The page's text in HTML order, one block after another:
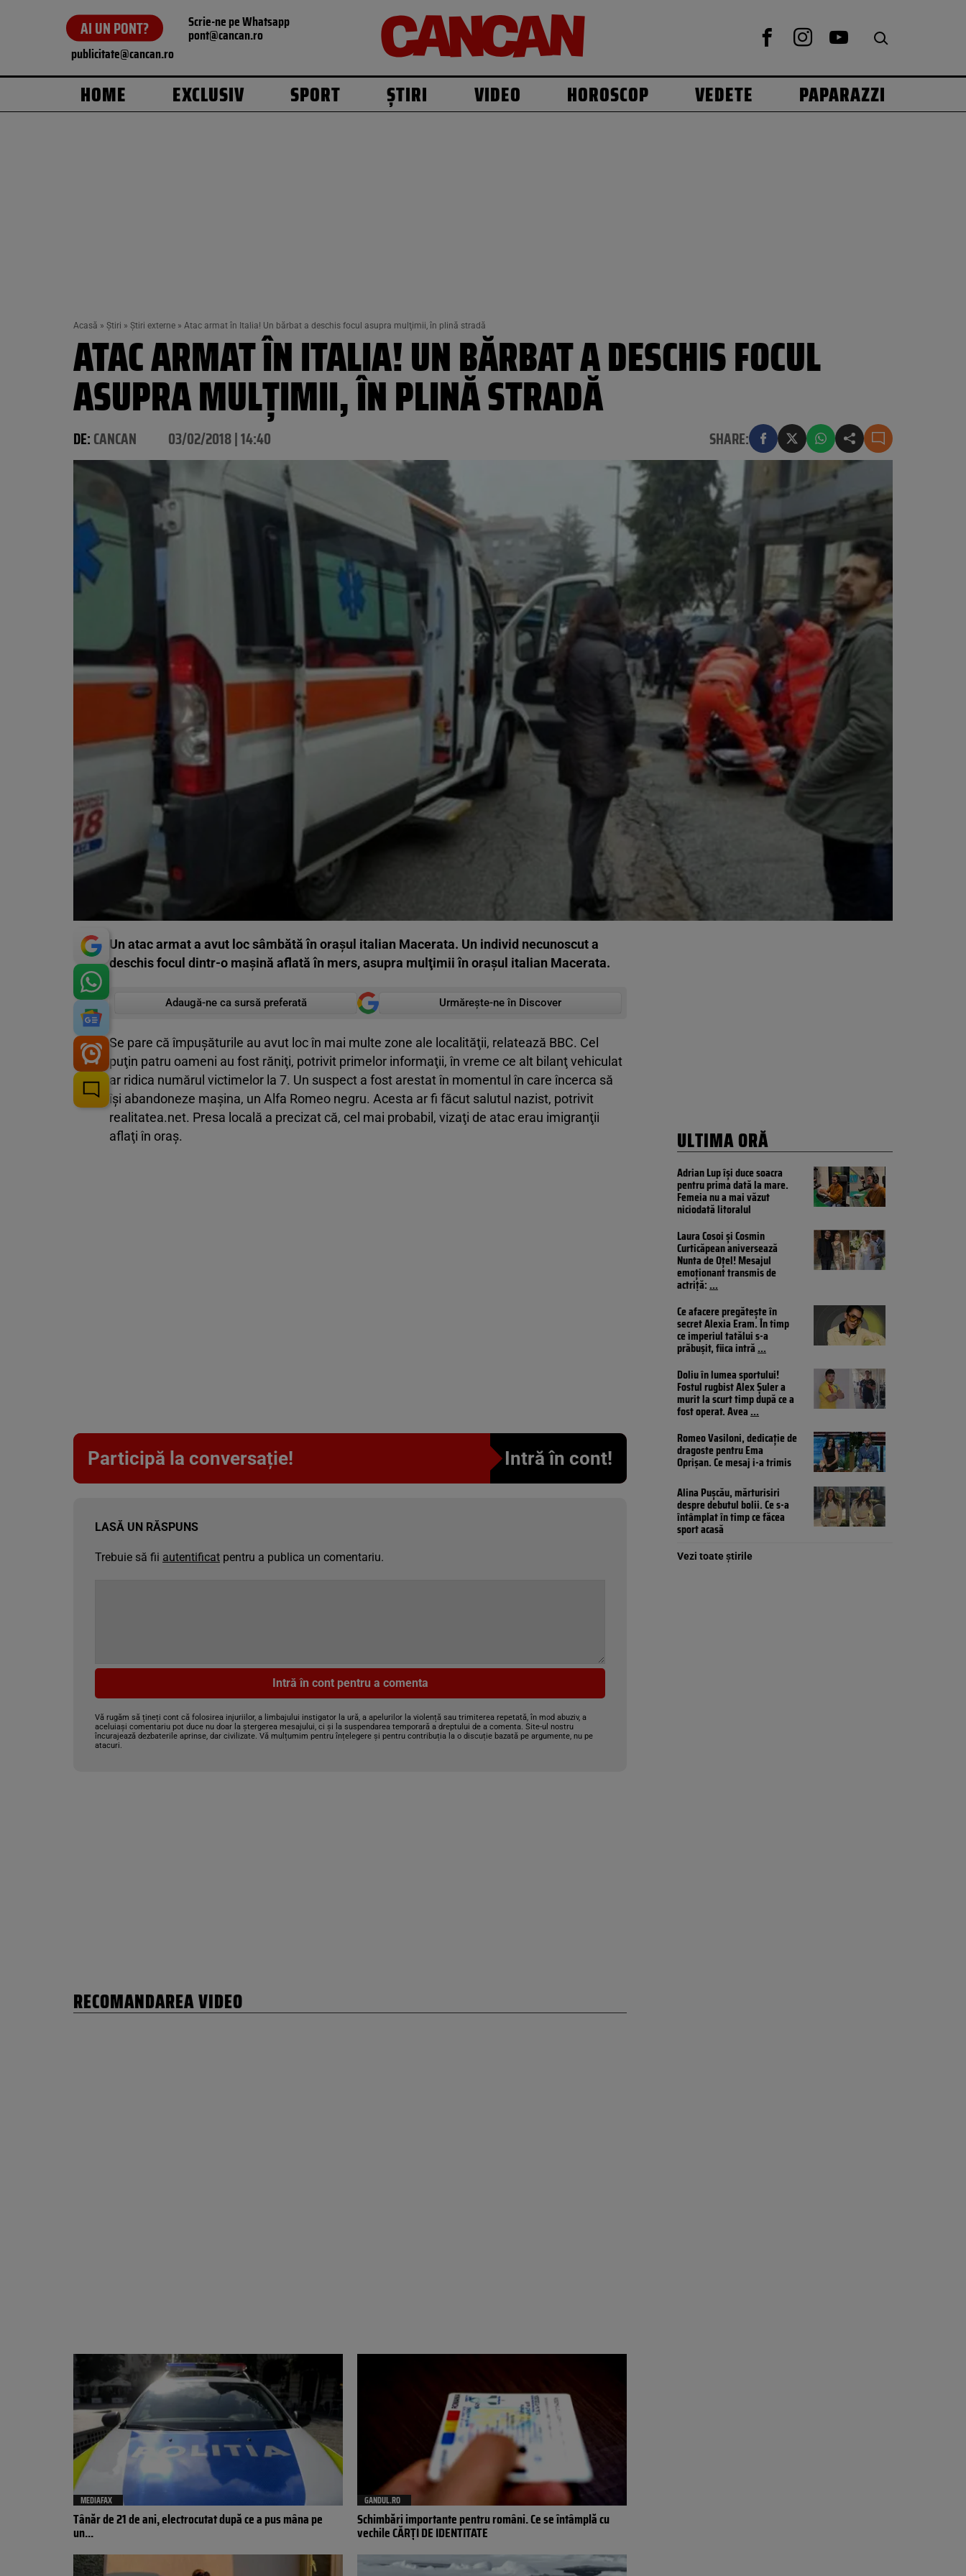
AI UN PONT? Scrie-ne pe Whatsapp
pont@cancan.ro
publicitate@cancan.ro
HOME EXCLUSIV SPORT ȘTIRI VIDEO HOROSCOP VEDETE PAPARAZZI
Acasă » Știri » Știri externe » Atac armat în Italia! Un bărbat a deschis focul asupra mulţimii, în plină stradă
ATAC ARMAT ÎN ITALIA! UN BĂRBAT A DESCHIS FOCUL
ASUPRA MULŢIMII, ÎN PLINĂ STRADĂ
DE:CANCAN 03/02/2018 | 14:40 SHARE:
Un atac armat a avut loc sâmbătă în oraşul italian Macerata. Un individ necunoscut a
deschis focul dintr-o maşină aflată în mers, asupra mulţimii în oraşul italian Macerata.
Adaugă-ne ca sursă preferată Urmărește-ne în Discover
Se pare că împuşăturile au avut loc în mai multe zone ale localităţii, relatează BBC. Cel
puţin patru oameni au fost răniţi, potrivit primelor informaţii, în vreme ce alt bilanţ vehiculat
ar ridica numărul victimelor la 7. Un suspect a fost arestat în momentul în care încerca să
îşi abandoneze maşina, un Alfa Romeo negru. Acesta ar fi făcut salutul nazist, potrivit
realitatea.net. Presa locală a precizat că, cel mai probabil, vizaţi de atac erau imigranţii
aflaţi în oraş.
Participă la conversație! Intră în cont!
LASĂ UN RĂSPUNS
Trebuie să fii autentificat pentru a publica un comentariu.
Intră în cont pentru a comenta
Vă rugăm să țineți cont că folosirea injuriilor, a limbajului instigator la ură, a apelurilor la violență sau trimiterea repetată, în mod abuziv, a
aceluiași comentariu pot duce nu doar la ștergerea mesajului, ci și la suspendarea temporară a dreptului de a comenta. Site-ul nostru
încurajează dezbaterile aprinse, dar civilizate. Vă mulțumim pentru înțelegere și pentru contribuția la o discuție bazată pe argumente, nu pe
atacuri.
RECOMANDAREA VIDEO
MEDIAFAX
Tânăr de 21 de ani, electrocutat după ce a pus mâna pe
un...
GANDUL.RO
Schimbări importante pentru români. Ce se întâmplă cu
vechile CĂRȚI DE IDENTITATE
ULTIMA ORĂ
Adrian Lup își duce soacra
pentru prima dată la mare.
Femeia nu a mai văzut
niciodată litoralul
Laura Cosoi și Cosmin
Curticăpean aniversează
Nunta de Oțel! Mesajul
emoționant transmis de
actriță:...
Ce afacere pregătește în
secret Alexia Eram. În timp
ce imperiul tatălui s-a
prăbușit, fiica intră...
Doliu în lumea sportului!
Fostul rugbist Alex Șuler a
murit la scurt timp după ce a
fost operat. Avea...
Romeo Vasiloni, dedicație de
dragoste pentru Ema
Oprișan. Ce mesaj i-a trimis
Alina Pușcău, mărturisiri
despre debutul bolii. Ce s-a
întâmplat în timp ce făcea
sport acasă
Vezi toate știrile